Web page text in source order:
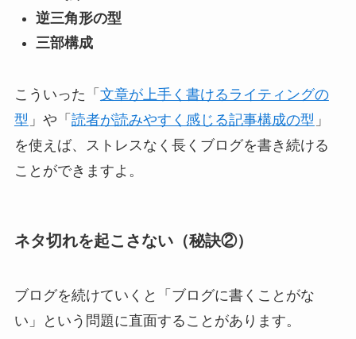
逆三角形の型
三部構成
こういった「 文章が上手く書けるライティングの
型 」や「 読者が読みやすく感じる記事構成の型 」
を使えば、ストレスなく長くブログを書き続ける
ことができますよ。
ネタ切れを起こさない（秘訣②）
ブログを続けていくと「ブログに書くことがな
い」という問題に直面することがあります。